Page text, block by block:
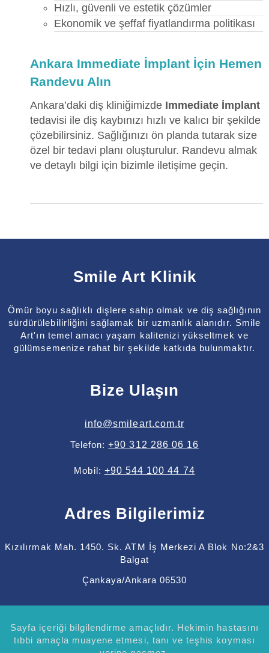
Hızlı, güvenli ve estetik çözümler
Ekonomik ve şeffaf fiyatlandırma politikası
Ankara Immediate İmplant İçin Hemen
Randevu Alın
Ankara’daki diş kliniğimizde Immediate İmplant
tedavisi ile diş kaybınızı hızlı ve kalıcı bir şekilde
çözebilirsiniz. Sağlığınızı ön planda tutarak size
özel bir tedavi planı oluşturulur. Randevu almak
ve detaylı bilgi için bizimle iletişime geçin.
Smile Art Klinik
Ömür boyu sağlıklı dişlere sahip olmak ve diş sağlığının
sürdürülebilirliğini sağlamak bir uzmanlık alanıdır. Smile
Art'ın temel amacı yaşam kalitenizi yükseltmek ve
gülümsemenize rahat bir şekilde katkıda bulunmaktır.
Bize Ulaşın
info@smileart.com.tr
Telefon:+90 312 286 06 16
Mobil: +90 544 100 44 74
Adres Bilgilerimiz
Kızılırmak Mah. 1450. Sk. ATM İş Merkezi A Blok No:2&3
Balgat
Çankaya/Ankara 06530
Sayfa içeriği bilgilendirme amaçlıdır. Hekimin hastasını
tıbbi amaçla muayene etmesi, tanı ve teşhis koyması